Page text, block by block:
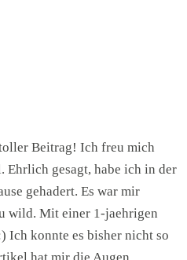
Beitrag! Ich freu mich
Ehrlich gesagt, habe ich in der
gehadert. Es war mir
wild. Mit einer 1-jaehrigen
Ich konnte es bisher nicht so